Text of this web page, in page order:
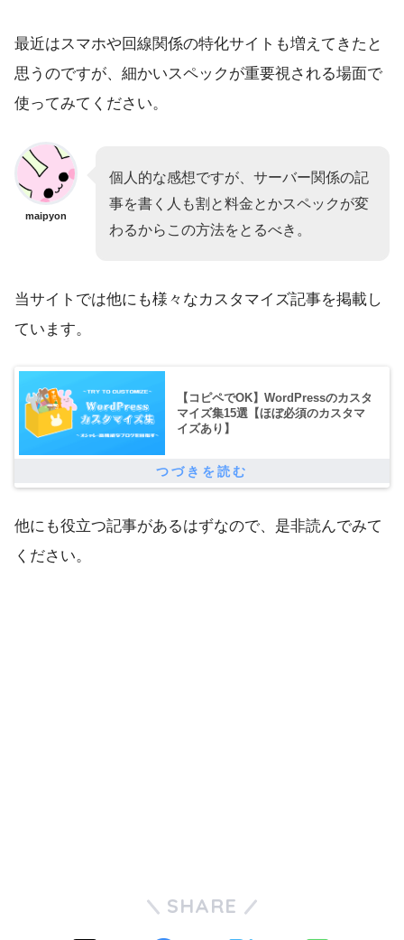
最近はスマホや回線関係の特化サイトも増えてきたと
思うのですが、細かいスペックが重要視される場面で
使ってみてください。
maipyon
個人的な感想ですが、サーバー関係の記
事を書く人も割と料金とかスペックが変
わるからこの方法をとるべき。
当サイトでは他にも様々なカスタマイズ記事を掲載し
ています。
【コピペでOK】WordPressのカスタ
マイズ集15選【ほぼ必須のカスタマ
イズあり】
他にも役立つ記事があるはずなので、是非読んでみて
ください。
SHARE